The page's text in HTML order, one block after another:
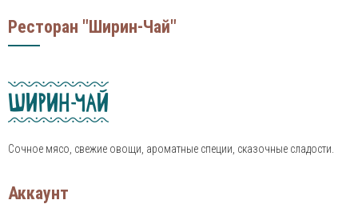
Ресторан "Ширин-Чай"
Сочное мясо, свежие овощи, ароматные специи, сказочные сладости.
Аккаунт